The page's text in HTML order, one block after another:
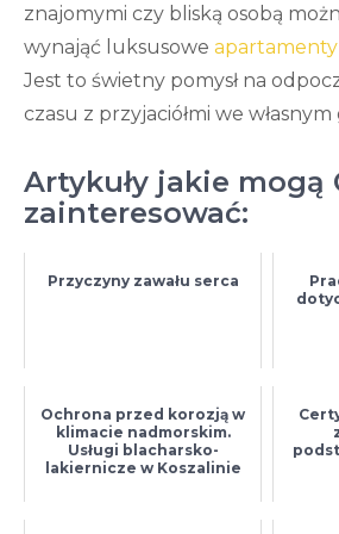
znajomymi czy bliską osobą
wynająć luksusowe
Jest to świetny pomysł na
czasu z przyjaciółmi we własnym
Artykuły jakie mogą
zainteresować:
Przyczyny zawału serca
Ochrona przed korozją w
klimacie nadmorskim.
Usługi blacharsko-
lakiernicze w Koszalinie